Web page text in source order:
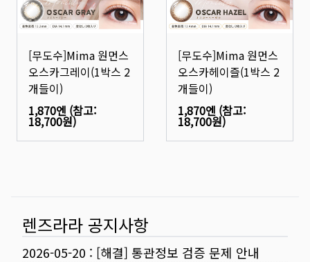
[무도수]Mima 원먼스
오스카그레이(1박스 2
개들이)
1,870엔 (참고:
18,700원)
[무도수]Mima 원먼스
오스카헤이즐(1박스 2
개들이)
1,870엔 (참고:
18,700원)
렌즈라라 공지사항
2026-05-20 : [해결] 통관정보 검증 문제 안내